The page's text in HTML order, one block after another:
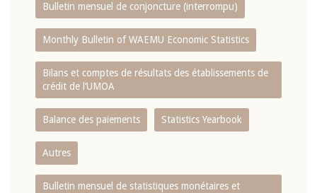
Bulletin mensuel de conjoncture (interrompu)
Monthly Bulletin of WAEMU Economic Statistics
Bilans et comptes de résultats des établissements de
crédit de l‘UMOA
Balance des paiements Statistics Yearbook
Autres
Bulletin mensuel de statistiques monétaires et